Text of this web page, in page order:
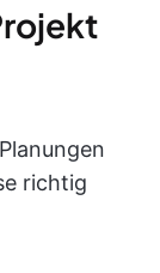
richtig